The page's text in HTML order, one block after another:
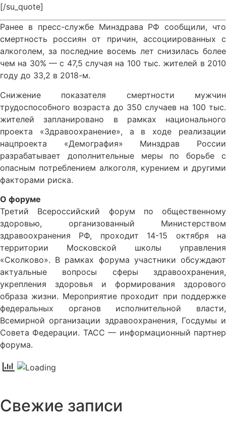
[/su_quote]
Ранее в пресс-службе Минздрава РФ сообщили, что
смертность россиян от причин, ассоциированных с
алкоголем, за последние восемь лет снизилась более
чем на 30% — с 47,5 случая на 100 тыс. жителей в 2010
году до 33,2 в 2018-м.
Снижение показателя смертности мужчин
трудоспособного возраста до 350 случаев на 100 тыс.
жителей запланировано в рамках национального
проекта «Здравоохранение», а в ходе реализации
нацпроекта «Демография» Минздрав России
разрабатывает дополнительные меры по борьбе с
опасным потреблением алкоголя, курением и другими
факторами риска.
О форуме
Третий Всероссийский форум по общественному
здоровью, организованный Министерством
здравоохранения РФ, проходит 14-15 октября на
территории Московской школы управления
«Сколково». В рамках форума участники обсуждают
актуальные вопросы сферы здравоохранения,
укрепления здоровья и формирования здорового
образа жизни. Мероприятие проходит при поддержке
федеральных органов исполнительной власти,
Всемирной организации здравоохранения, Госдумы и
Совета Федерации. ТАСС — информационный партнер
форума.
Свежие записи